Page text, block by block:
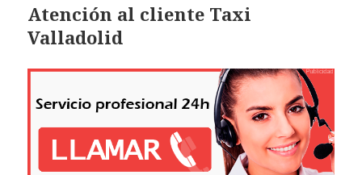
Atención al cliente Taxi
Valladolid